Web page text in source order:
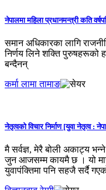
नेपालमा महिला प्रधानमन्त्री कति
समान अधिकारका लागि
निर्णय लिने शक्ति पुरुषहरूको
बन्दैनन्
कर्मा लामा तामाङ
नेतृत्वको विचार निर्माण [युवा नेतृत्व :
मै सर्वज्ञ, मेरै बोली अकाट्य
जुन आजसम्म कायमै छ । यो
युवापंक्तिमा पनि सहजै सर्दै